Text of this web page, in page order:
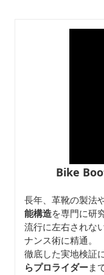
Bike
長年、革靴の製法
能構造を専門に研究
流行に左右されな
ナンス術に精通。
徹底した実地検証
らプロライダーま